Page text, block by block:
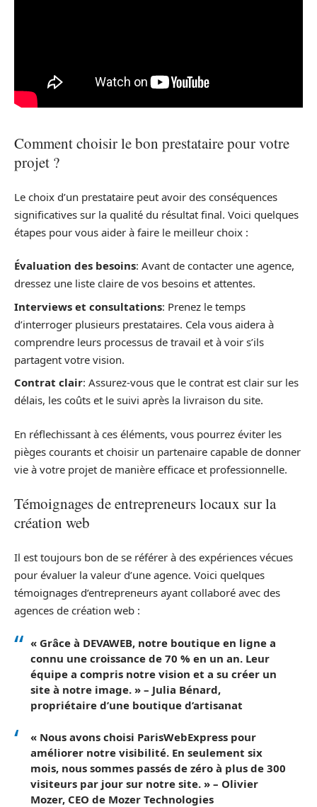
Comment choisir le bon prestataire pour votre
projet ?
Le choix d’un prestataire peut avoir des conséquences
significatives sur la qualité du résultat final. Voici quelques
étapes pour vous aider à faire le meilleur choix :
Évaluation des besoins: Avant de contacter une agence,
dressez une liste claire de vos besoins et attentes.
Interviews et consultations: Prenez le temps
d’interroger plusieurs prestataires. Cela vous aidera à
comprendre leurs processus de travail et à voir s’ils
partagent votre vision.
Contrat clair: Assurez-vous que le contrat est clair sur les
délais, les coûts et le suivi après la livraison du site.
En réflechissant à ces éléments, vous pourrez éviter les
pièges courants et choisir un partenaire capable de donner
vie à votre projet de manière efficace et professionnelle.
Témoignages de entrepreneurs locaux sur la
création web
Il est toujours bon de se référer à des expériences vécues
pour évaluer la valeur d’une agence. Voici quelques
témoignages d’entrepreneurs ayant collaboré avec des
agences de création web :
« Grâce à DEVAWEB, notre boutique en ligne a
connu une croissance de 70 % en un an. Leur
équipe a compris notre vision et a su créer un
site à notre image. » – Julia Bénard,
propriétaire d’une boutique d’artisanat
« Nous avons choisi ParisWebExpress pour
améliorer notre visibilité. En seulement six
mois, nous sommes passés de zéro à plus de 300
visiteurs par jour sur notre site. » – Olivier
Mozer, CEO de Mozer Technologies